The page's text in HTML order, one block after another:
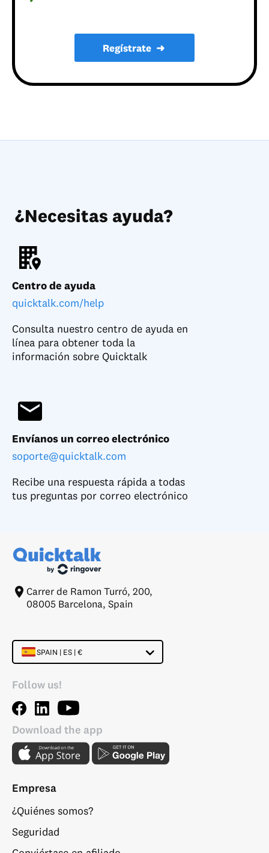
➜
¿Necesitas ayuda?
Centro de ayuda
quicktalk.com/help
Consulta nuestro centro de ayuda en
línea para obtener toda la
información sobre Quicktalk
Envíanos un correo electrónico
soporte@quicktalk.com
Recibe una respuesta rápida a todas
tus preguntas por correo electrónico
Carrer de Ramon Turró, 200,
08005 Barcelona, Spain
SPAIN | ES | €
Follow us!
Download the app
Empresa
¿Quiénes somos?
Seguridad